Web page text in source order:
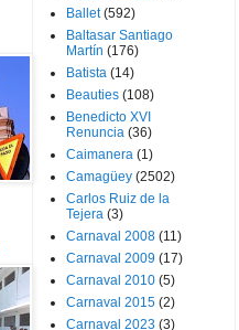
Ballet (592)
Baltasar Santiago
Martín (176)
Batista (14)
Beauties (108)
Benedicto XVI
Renuncia (36)
Caimanera (1)
Camagüey (2502)
Carlos Ruiz de la
Tejera (3)
Carnaval 2008 (11)
Carnaval 2009 (17)
Carnaval 2010 (5)
Carnaval 2015 (2)
Carnaval 2023 (3)